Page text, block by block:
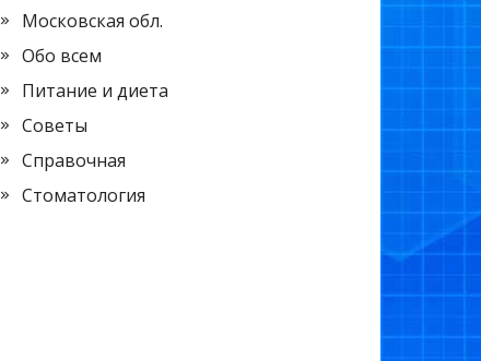
Московская обл.
Обо всем
Питание и диета
Советы
Справочная
Стоматология